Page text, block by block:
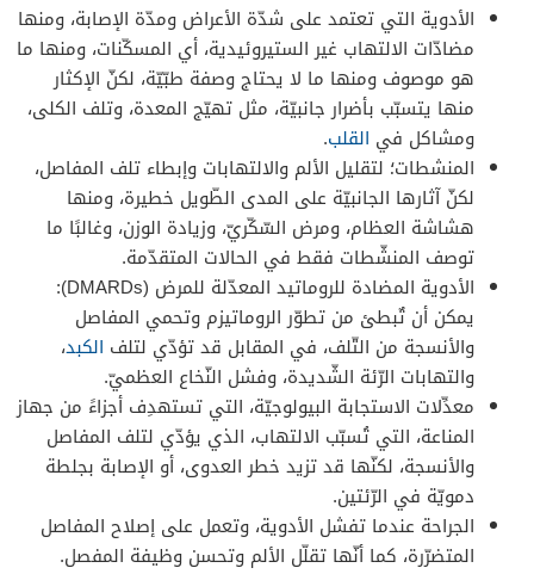
الأدوية التي تعتمد على شدّة الأعراض ومدّة الإصابة، ومنها
مضادّات الالتهاب غير الستيروئيدية، أي المسكّنات، ومنها ما
هو موصوف ومنها ما لا يحتاج وصفة طبّيّة، لكنّ الإكثار
منها يتسبّب بأضرار جانبيّة، مثل تهيّج المعدة، وتلف الكلى،
ومشاكل في القلب.
المنشطات؛ لتقليل الألم والالتهابات وإبطاء تلف المفاصل،
لكنّ آثارها الجانبيّة على المدى الطّويل خطيرة، ومنها
هشاشة العظام، ومرض السّكّريّ، وزيادة الوزن، وغالبًا ما
توصف المنشّطات فقط في الحالات المتقدّمة.
الأدوية المضادة للروماتيد المعدّلة للمرض (DMARDs):
يمكن أن تٌبطئ من تطوّر الروماتيزم وتحمي المفاصل
والأنسجة من التّلف، في المقابل قد تؤدّي لتلف الكبد،
والتهابات الرّئة الشّديدة، وفشل النّخاع العظميّ.
معدِّلات الاستجابة البيولوجيّة، التي تستهدِف أجزاءً من جهاز
المناعة، التي تُسبّب الالتهاب، الذي يؤدّي لتلف المفاصل
والأنسجة، لكنّها قد تزيد خطر العدوى، أو الإصابة بجلطة
دمويّة في الرّئتين.
الجراحة عندما تفشل الأدوية، وتعمل على إصلاح المفاصل
المتضرّرة، كما أنّها تقلّل الألم وتحسن وظيفة المفصل.